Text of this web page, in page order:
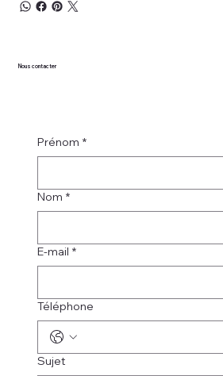
Prénom *
Nom *
E-mail *
Téléphone
Sujet
Nous contacter